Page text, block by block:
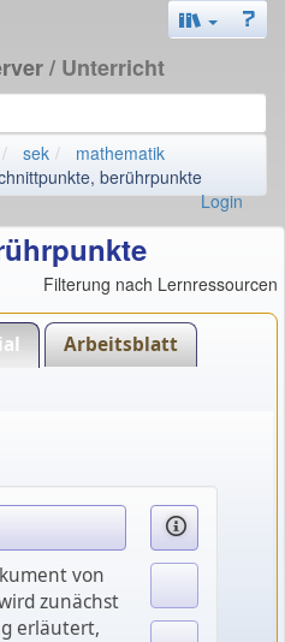
/ Unterricht
sek
mathematik
berührpunkte
Login
Filterung nach Lernressourcen
Arbeitsblatt
von
zunächst
erläutert,